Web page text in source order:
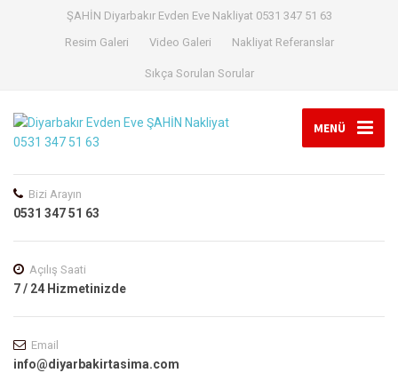
ŞAHİN Diyarbakır Evden Eve Nakliyat 0531 347 51 63
Resim Galeri
Video Galeri Nakliyat Referanslar
Sıkça Sorulan Sorular
MENÜ
Bizi Arayın
0531 347 51 63
Açılış Saati
7 / 24 Hizmetinizde
Email
info@diyarbakirtasima.com